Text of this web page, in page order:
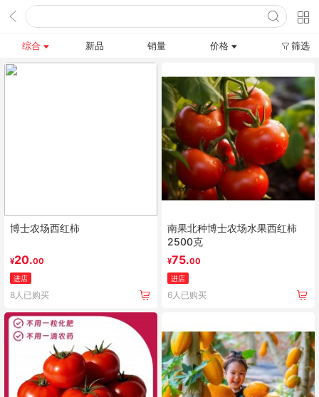
综合 新品 销量 价格 筛选
博士农场西红柿
¥20.00
进店
8人已购买
南果北种博士农场水果西红柿
2500克
¥75.00
进店
6人已购买